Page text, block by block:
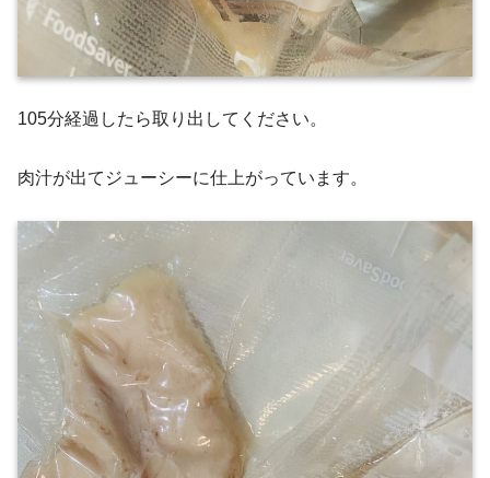
105分経過したら取り出してください。
肉汁が出てジューシーに仕上がっています。